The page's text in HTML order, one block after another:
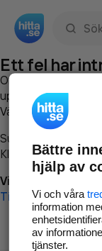
Ett fel har
Om du vill kan du
uppstod så att vi
Vänligen försök med
Surfa till
Klicka påTillbaka-
Vi beklagar
Till startsidan
Bättre
hjälp av
Vi och våra
information
av
tjänster.